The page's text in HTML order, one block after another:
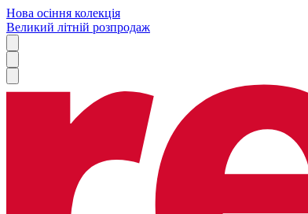
Нова осіння колекція
Великий літній розпродаж